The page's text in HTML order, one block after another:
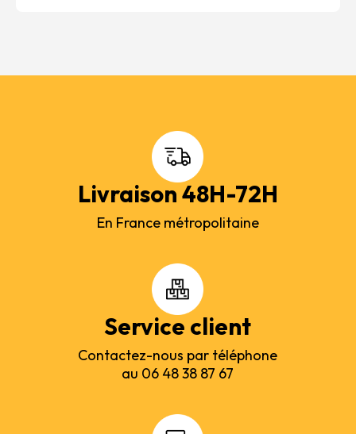
Livraison 48H-72H
En France métropolitaine
Service client
Contactez-nous par téléphone
au 06 48 38 87 67